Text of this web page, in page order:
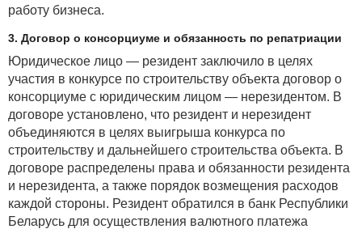
работу бизнеса.
3. Договор о консорциуме и обязанность по репатриации
Юридическое лицо — резидент заключило в целях
участия в конкурсе по строительству объекта договор о
консорциуме с юридическим лицом — нерезидентом. В
договоре установлено, что резидент и нерезидент
объединяются в целях выигрыша конкурса по
строительству и дальнейшего строительства объекта. В
договоре распределены права и обязанности резидента
и нерезидента, а также порядок возмещения расходов
каждой стороны. Резидент обратился в банк Республики
Беларусь для осуществления валютного платежа